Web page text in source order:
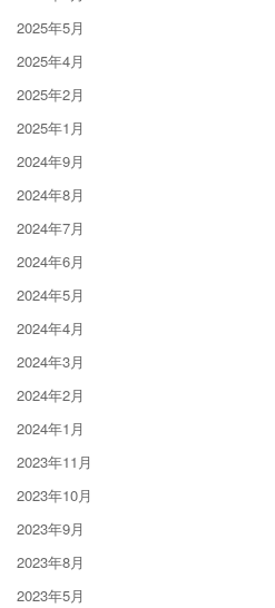
2025年5月
2025年4月
2025年2月
2025年1月
2024年9月
2024年8月
2024年7月
2024年6月
2024年5月
2024年4月
2024年3月
2024年2月
2024年1月
2023年11月
2023年10月
2023年9月
2023年8月
2023年5月